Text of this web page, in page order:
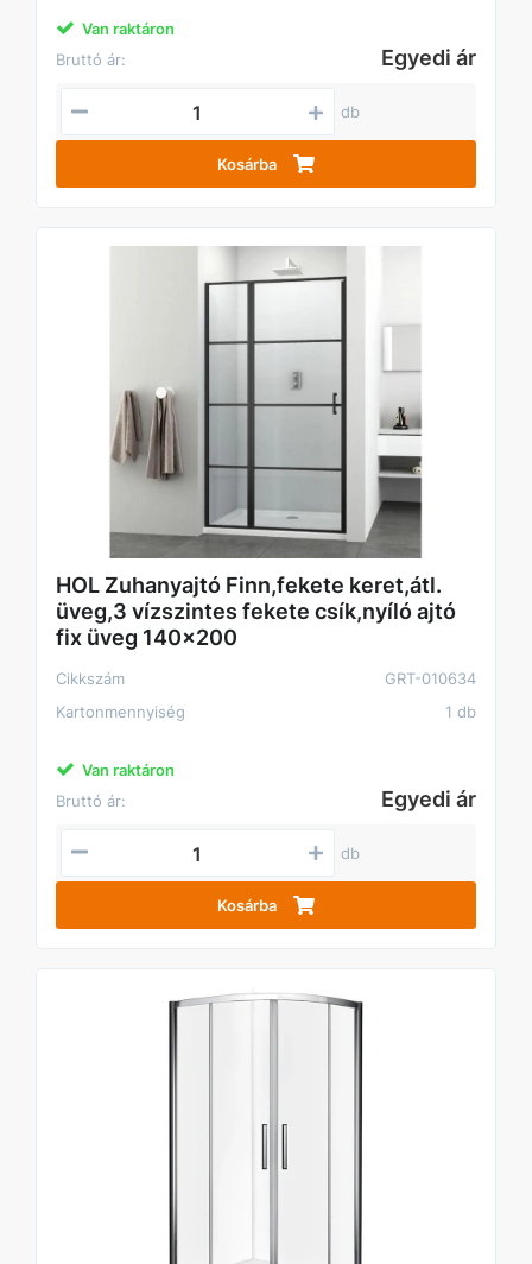
Van raktáron
Bruttó ár:
Egyedi ár
db
Kosárba
HOL Zuhanyajtó Finn,fekete keret,átl.
üveg,3 vízszintes fekete csík,nyíló ajtó
fix üveg 140x200
Cikkszám
GRT-010634
Kartonmennyiség
1 db
Van raktáron
Bruttó ár:
Egyedi ár
db
Kosárba